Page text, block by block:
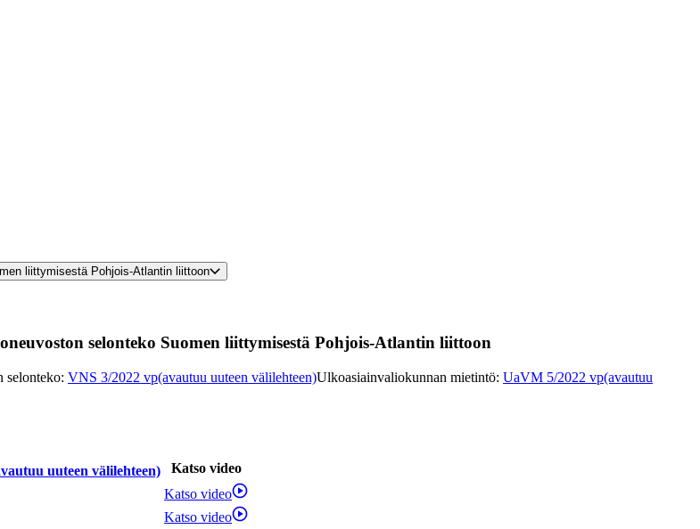
Valtioneuvoston selonteko Suomen liittymisestä Pohjois-Atlantin liittoon
selonteko Suomen liittymisestä Pohjois-Atlantin liittoon
selonteko: VNS 3/2022 vp(avautuu uuteen välilehteen)Ulkoasiainvaliokunnan mietintö: UaVM 5/2022 vp(avautuu
uuteen välilehteen)
Katso video
Katso video
Katso video